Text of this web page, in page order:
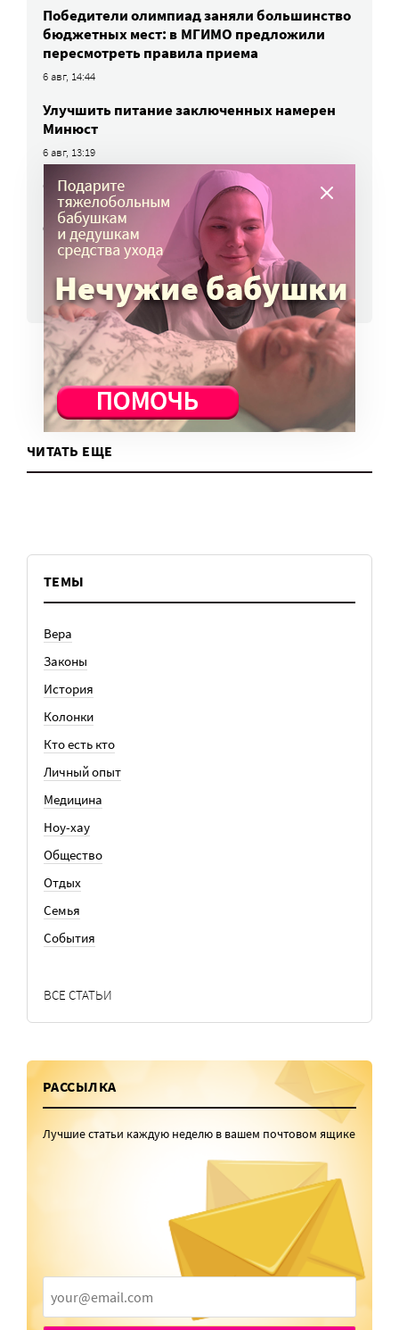
Победители олимпиад заняли большинство
бюджетных мест: в МГИМО предложили
пересмотреть правила приема
6 авг, 14:44
Улучшить питание заключенных намерен
Минюст
6 авг, 13:19
Обязать самозанятых платить пенсионные
взносы предлагают профсоюзы
6 авг, 10:51
ВСЕ НОВОСТИ
ЧИТАТЬ ЕЩЕ
ТЕМЫ
Вера
Законы
История
Колонки
Кто есть кто
Личный опыт
Медицина
Ноу-хау
Общество
Отдых
Семья
События
ВСЕ СТАТЬИ
РАССЫЛКА
Лучшие статьи каждую неделю в вашем почтовом ящике